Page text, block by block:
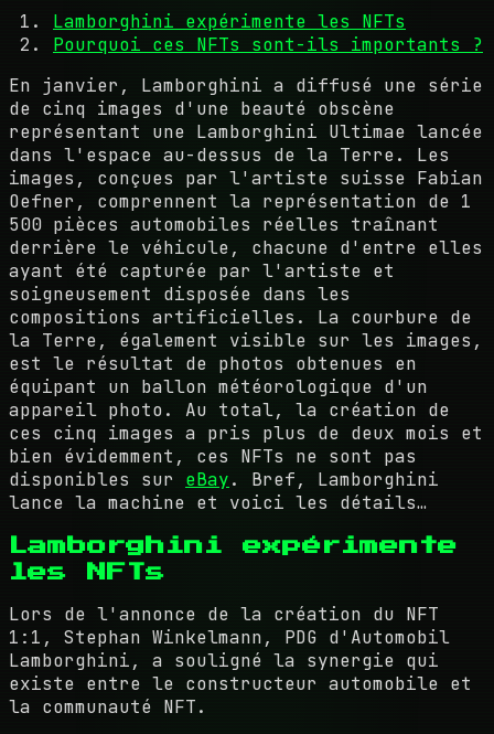
Lamborghini expérimente les NFTs
Pourquoi ces NFTs sont-ils importants ?
En janvier, Lamborghini a diffusé une série
de cinq images d'une beauté obscène
représentant une Lamborghini Ultimae lancée
dans l'espace au-dessus de la Terre. Les
images, conçues par l'artiste suisse Fabian
Oefner, comprennent la représentation de 1
500 pièces automobiles réelles traînant
derrière le véhicule, chacune d'entre elles
ayant été capturée par l'artiste et
soigneusement disposée dans les
compositions artificielles. La courbure de
la Terre, également visible sur les images,
est le résultat de photos obtenues en
équipant un ballon météorologique d'un
appareil photo. Au total, la création de
ces cinq images a pris plus de deux mois et
bien évidemment, ces NFTs ne sont pas
disponibles sur eBay. Bref, Lamborghini
lance la machine et voici les détails…
Lamborghini expérimente
les NFTs
Lors de l'annonce de la création du NFT
1:1, Stephan Winkelmann, PDG d'Automobil
Lamborghini, a souligné la synergie qui
existe entre le constructeur automobile et
la communauté NFT.